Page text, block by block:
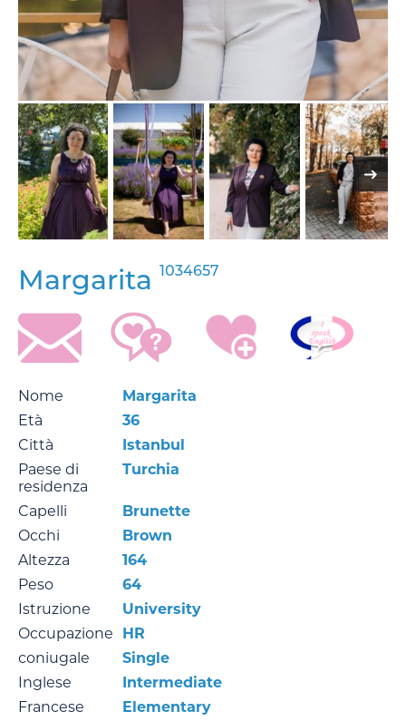
Margarita 1034657
Nome
Margarita
Età
36
Città
Istanbul
Paese di
residenza
Turchia
Capelli
Brunette
Occhi
Brown
Altezza
164
Peso
64
Istruzione
University
Occupazione
HR
coniugale
Single
Inglese
Intermediate
Francese
Elementary